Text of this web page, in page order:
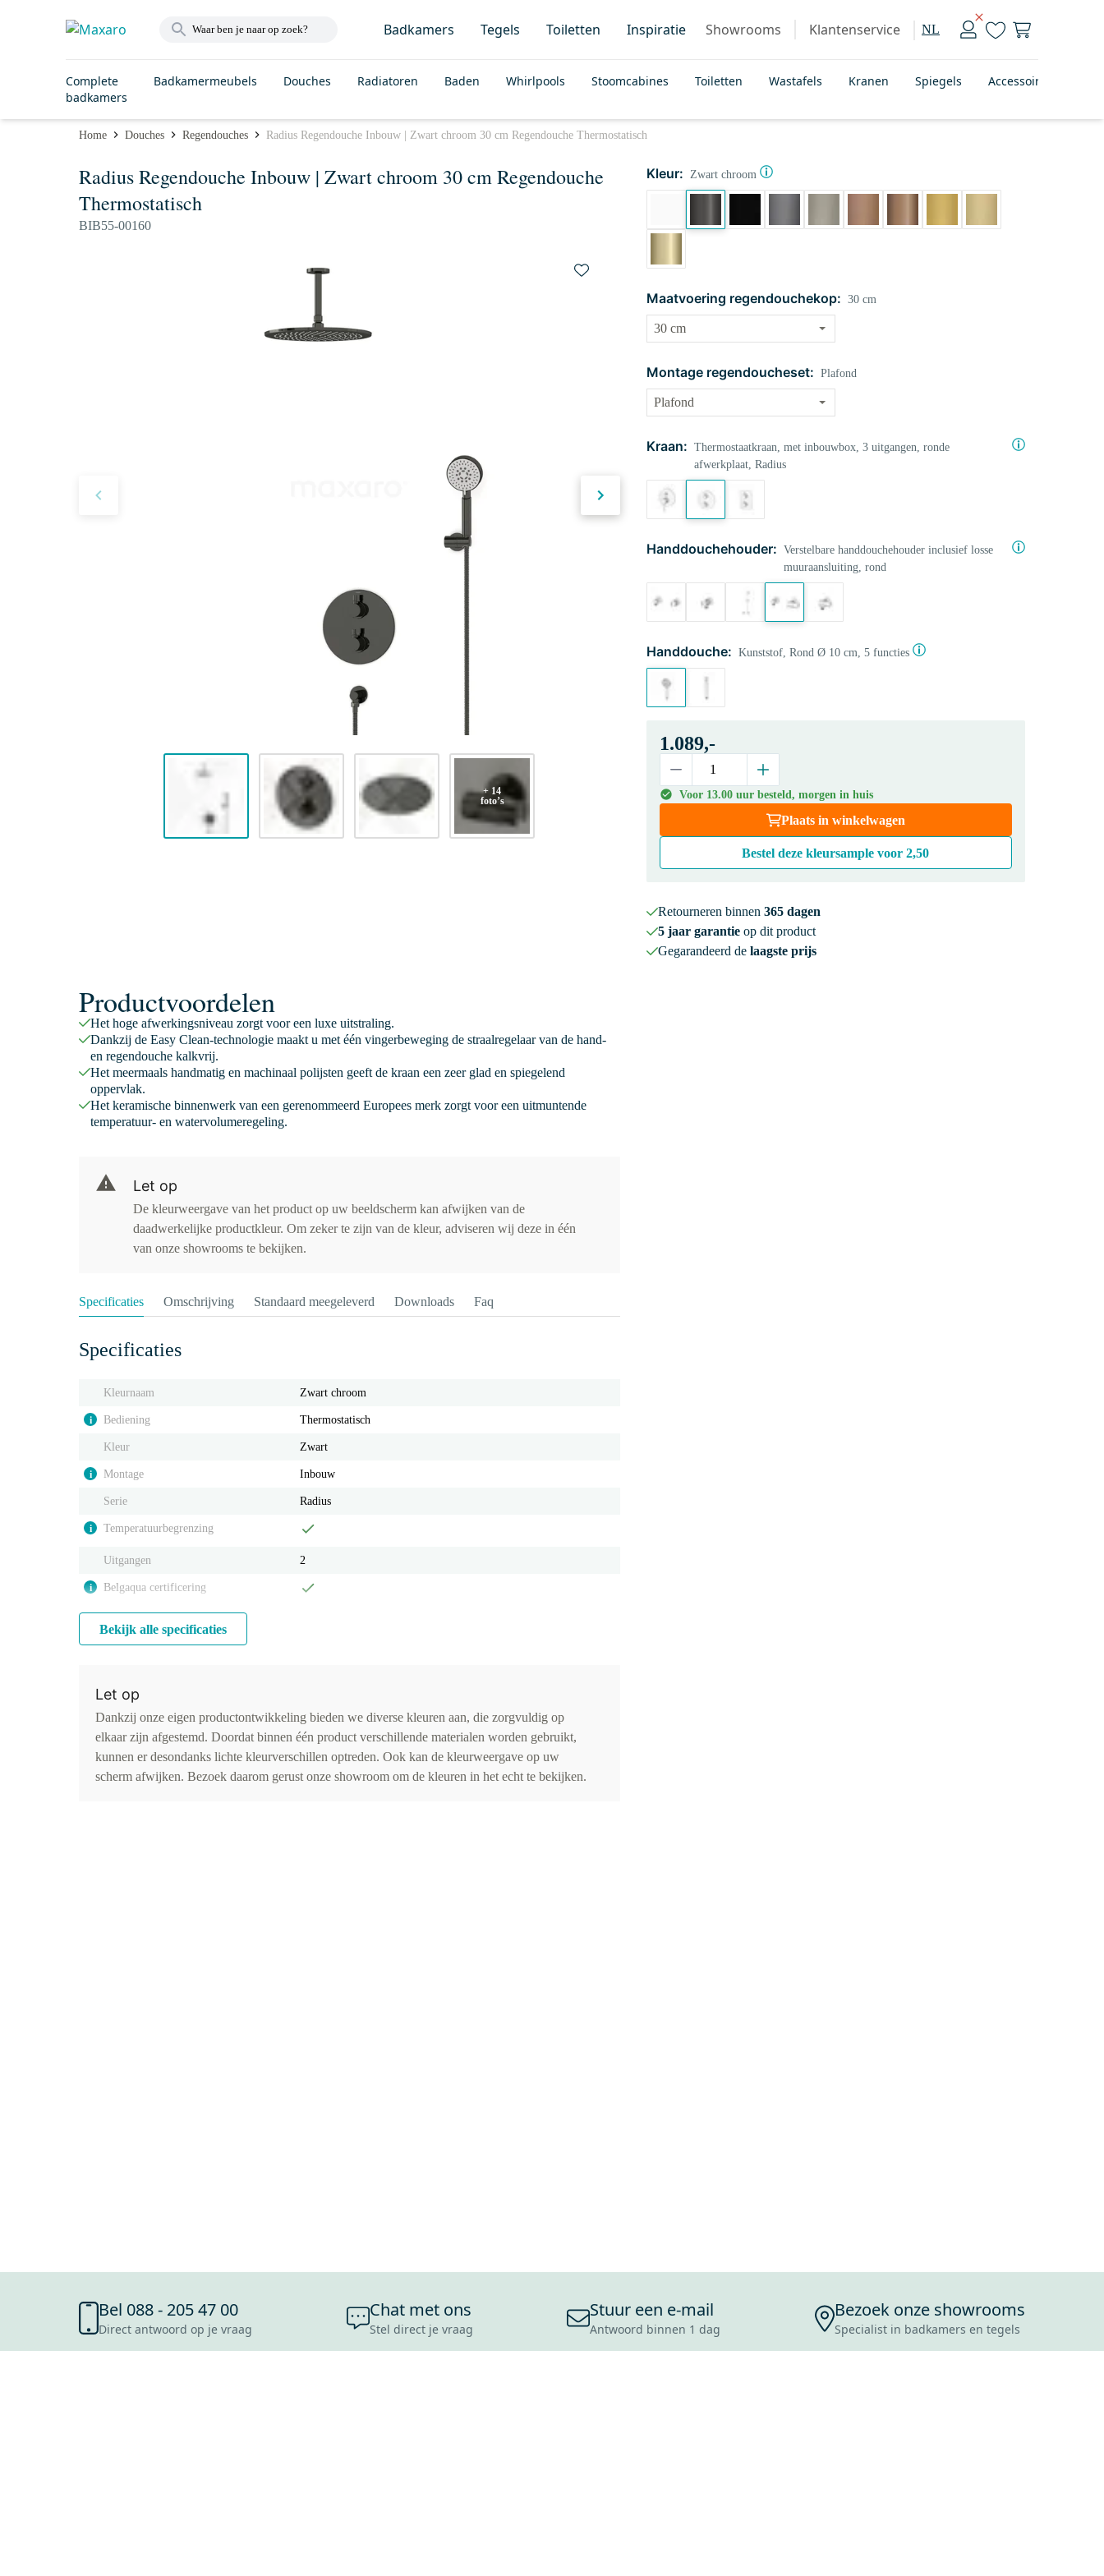
Badkamers Tegels Toiletten Inspiratie Showrooms Klantenservice NL
Complete
badkamers
Badkamermeubels Douches Radiatoren Baden Whirlpools Stoomcabines Toiletten Wastafels Kranen Spiegels Accessoires
Home Douches Regendouches Radius Regendouche Inbouw | Zwart chroom 30 cm Regendouche Thermostatisch
Radius Regendouche Inbouw | Zwart chroom 30 cm Regendouche
Thermostatisch
BIB55-00160
+ 14
foto’s
Kleur: Zwart chroom
Maatvoering regendouchekop: 30 cm
Montage regendoucheset: Plafond
Kraan: Thermostaatkraan, met inbouwbox, 3 uitgangen, ronde
afwerkplaat, Radius
Handdouchehouder: Verstelbare handdouchehouder inclusief losse
muuraansluiting, rond
Handdouche: Kunststof, Rond Ø 10 cm, 5 functies
1.089,-
Voor 13.00 uur besteld, morgen in huis
Plaats in winkelwagen
Bestel deze kleursample voor2,50
Retourneren binnen 365 dagen
5 jaar garantieop dit product
Gegarandeerd de laagste prijs
Productvoordelen
Het hoge afwerkingsniveau zorgt voor een luxe uitstraling.
Dankzij de Easy Clean-technologie maakt u met één vingerbeweging de straalregelaar van de hand-
en regendouche kalkvrij.
Het meermaals handmatig en machinaal polijsten geeft de kraan een zeer glad en spiegelend
oppervlak.
Het keramische binnenwerk van een gerenommeerd Europees merk zorgt voor een uitmuntende
temperatuur- en watervolumeregeling.
Let op
De kleurweergave van het product op uw beeldscherm kan afwijken van de
daadwerkelijke productkleur. Om zeker te zijn van de kleur, adviseren wij deze in één
van onze showrooms te bekijken.
Specificaties Omschrijving Standaard meegeleverd Downloads Faq
Specificaties
Kleurnaam Zwart chroom
i Bediening Thermostatisch
Kleur Zwart
i Montage Inbouw
Serie Radius
i Temperatuurbegrenzing
Uitgangen 2
i Belgaqua certificering
Bekijk alle specificaties
Let op
Dankzij onze eigen productontwikkeling bieden we diverse kleuren aan, die zorgvuldig op
elkaar zijn afgestemd. Doordat binnen één product verschillende materialen worden gebruikt,
kunnen er desondanks lichte kleurverschillen optreden. Ook kan de kleurweergave op uw
scherm afwijken. Bezoek daarom gerust onze showroom om de kleuren in het echt te bekijken.
Bel 088 - 205 47 00
Direct antwoord op je vraag
Chat met ons
Stel direct je vraag
Stuur een e-mail
Antwoord binnen 1 dag
Bezoek onze showrooms
Specialist in badkamers en tegels